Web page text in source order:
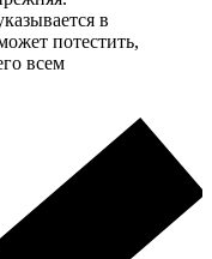
в
потестить,
всем